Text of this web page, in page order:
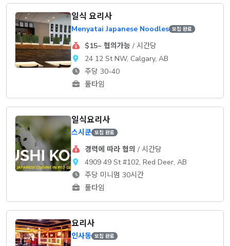
일식 요리사
Menyatai Japanese Noodles 모집 완료
$15~ 협의가능 / 시간당
24 12 St NW, Calgary, AB
주당 30-40
풀타임
일식요리사
스시쿤 모집 완료
경력에 따라 협의 / 시간당
4909 49 St #102, Red Deer, AB
주당 미니멈 30시간
풀타임
요리사
인사동 모집 완료